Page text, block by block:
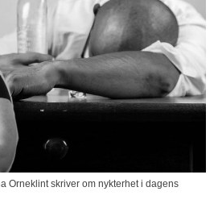
Orneklint skriver om nykterhet i dagens